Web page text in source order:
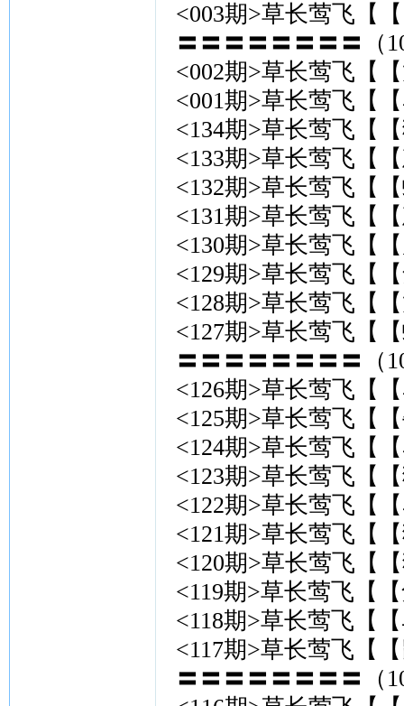
<003期>草长莺飞【
〓〓〓〓〓〓〓〓（
<002期>草长莺飞【
<001期>草长莺飞【
<134期>草长莺飞【
<133期>草长莺飞【
<132期>草长莺飞【
<131期>草长莺飞【
<130期>草长莺飞【
<129期>草长莺飞【
<128期>草长莺飞【
<127期>草长莺飞【
〓〓〓〓〓〓〓〓（
<126期>草长莺飞【
<125期>草长莺飞【
<124期>草长莺飞【
<123期>草长莺飞【
<122期>草长莺飞【
<121期>草长莺飞【
<120期>草长莺飞【
<119期>草长莺飞【
<118期>草长莺飞【
<117期>草长莺飞【
〓〓〓〓〓〓〓〓（